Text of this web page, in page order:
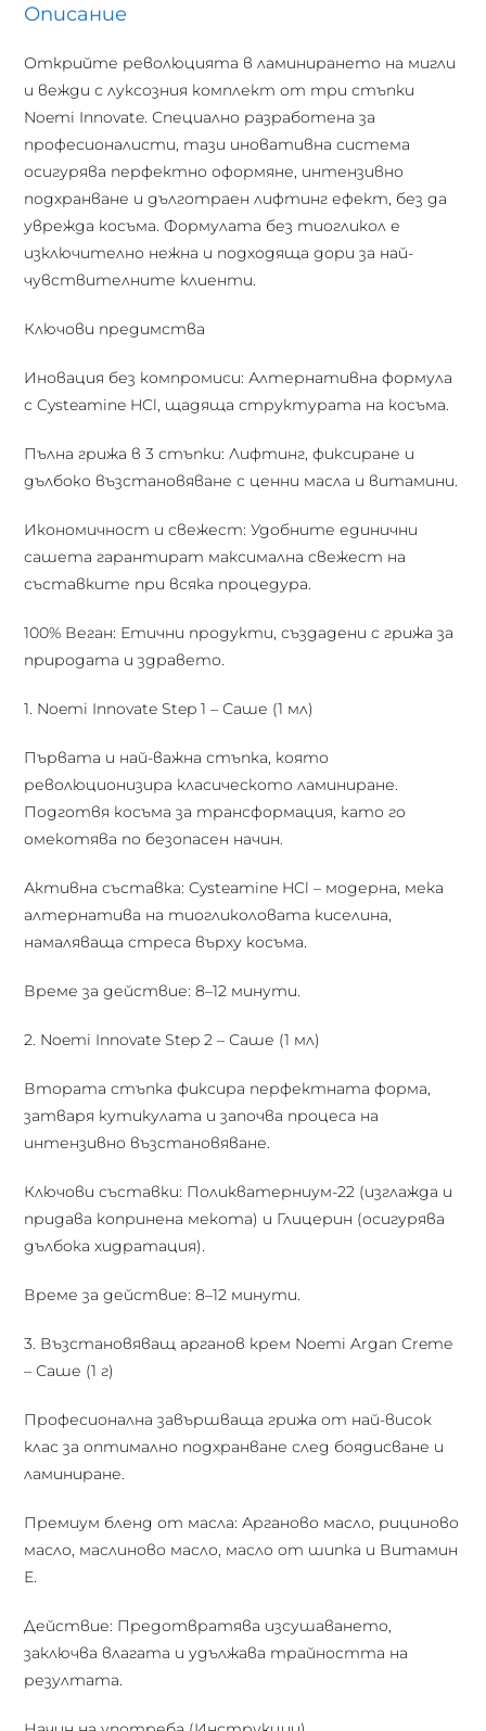
Описание
Открийте революцията в ламинирането на мигли
и вежди с луксозния комплект от три стъпки
Noemi Innovate. Специално разработена за
професионалисти, тази иновативна система
осигурява перфектно оформяне, интензивно
подхранване и дълготраен лифтинг ефект, без да
уврежда косъма. Формулата без тиогликол е
изключително нежна и подходяща дори за най-
чувствителните клиенти.
Ключови предимства
Иновация без компромиси: Алтернативна формула
с Cysteamine HCl, щадяща структурата на косъма.
Пълна грижа в 3 стъпки: Лифтинг, фиксиране и
дълбоко възстановяване с ценни масла и витамини.
Икономичност и свежест: Удобните единични
сашета гарантират максимална свежест на
съставките при всяка процедура.
100% Веган: Етични продукти, създадени с грижа за
природата и здравето.
1. Noemi Innovate Step 1 – Саше (1 мл)
Първата и най-важна стъпка, която
революционизира класическото ламиниране.
Подготвя косъма за трансформация, като го
омекотява по безопасен начин.
Активна съставка: Cysteamine HCl – модерна, мека
алтернатива на тиогликоловата киселина,
намаляваща стреса върху косъма.
Време за действие: 8–12 минути.
2. Noemi Innovate Step 2 – Саше (1 мл)
Втората стъпка фиксира перфектната форма,
затваря кутикулата и започва процеса на
интензивно възстановяване.
Ключови съставки: Поликватерниум-22 (изглажда и
придава копринена мекота) и Глицерин (осигурява
дълбока хидратация).
Време за действие: 8–12 минути.
3. Възстановяващ арганов крем Noemi Argan Creme
– Саше (1 г)
Професионална завършваща грижа от най-висок
клас за оптимално подхранване след боядисване и
ламиниране.
Премиум бленд от масла: Арганово масло, рициново
масло, маслиново масло, масло от шипка и Витамин
Е.
Действие: Предотвратява изсушаването,
заключва влагата и удължава трайността на
резултата.